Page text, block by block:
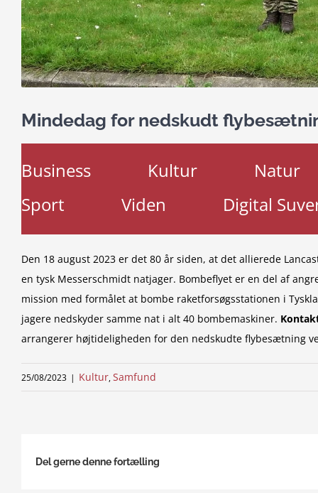
Mindedag for nedskudt
Business Kultur
Natur
Sport
Viden Digital
Den 18 august 2023 er det 80 år siden, at det allierede
en tysk Messerschmidt natjager. Bombeflyet er en del af
mission med formålet at bombe raketforsøgsstationen i
jagere nedskyder samme nat i alt 40 bombemaskiner.
arrangerer højtideligheden for den nedskudte flybesætning
25/08/2023 | Kultur,Samfund
Del gerne denne fortælling